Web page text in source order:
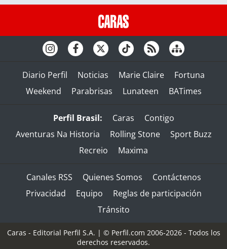
Diario Perfil Noticias Marie Claire
Fortuna
Weekend
Parabrisas Lunateen BATimes
Perfil Brasil: Caras
Contigo
Aventuras Na Historia
Rolling Stone
Sport Buzz
Recreio
Maxima
Canales RSS Quienes Somos
Contáctenos
Privacidad
Equipo
Reglas de participación
Tránsito
Caras - Editorial Perfil S.A. | © Perfil.com 2006-2026 - Todos los
derechos reservados.